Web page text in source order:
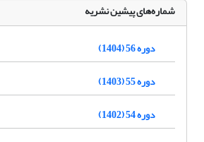
شماره‌های پیشین نشریه
دوره 56 (1404)
دوره 55 (1403)
دوره 54 (1402)